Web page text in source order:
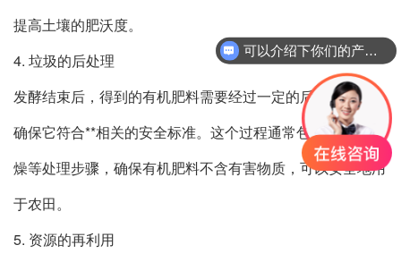
提高土壤的肥沃度。
4. 垃圾的后处理
发酵结束后，得到的有机肥料需要经过一定的后处理过程，
确保它符合**相关的安全标准。这个过程通常包括杀菌、干
燥等处理步骤，确保有机肥料不含有害物质，可以安全地用
于农田。
5. 资源的再利用
可以介绍下你们的产品么